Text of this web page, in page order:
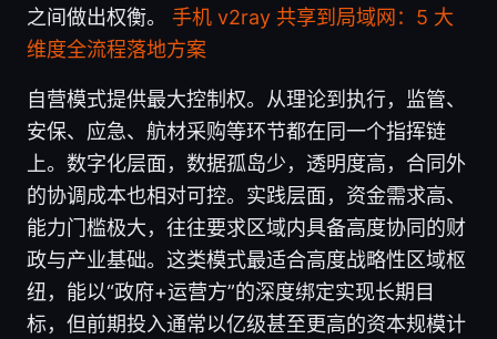
之间做出权衡。 手机 v2ray 共享到局域网：5 大
维度全流程落地方案
自营模式提供最大控制权。从理论到执行，监管、
安保、应急、航材采购等环节都在同一个指挥链
上。数字化层面，数据孤岛少，透明度高，合同外
的协调成本也相对可控。实践层面，资金需求高、
能力门槛极大，往往要求区域内具备高度协同的财
政与产业基础。这类模式最适合高度战略性区域枢
纽，能以“政府+运营方”的深度绑定实现长期目
标，但前期投入通常以亿级甚至更高的资本规模计